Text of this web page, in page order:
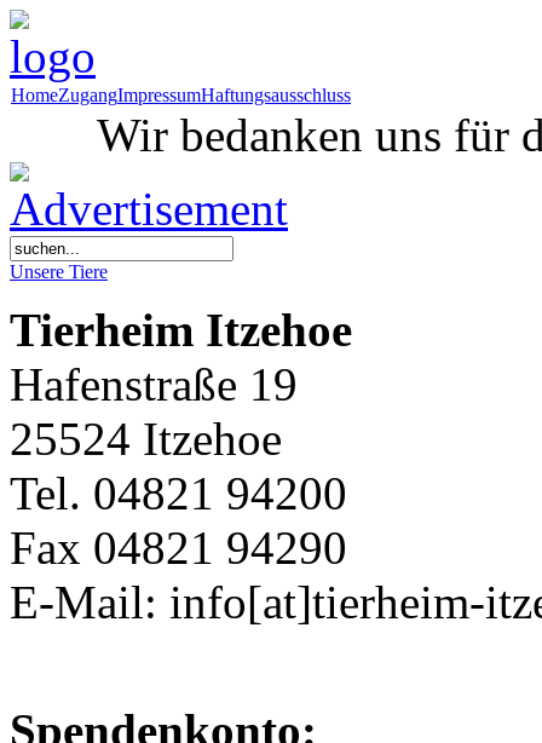
HomeZugangImpressumHaftungsausschluss
Wir bedanken uns für
Unsere Tiere
Tierheim Itzehoe
Hafenstraße 19
25524 Itzehoe
Tel. 04821 94200
Fax 04821 94290
E-Mail: info[at]tierheim-
Spendenkonto: